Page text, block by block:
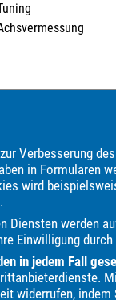
Verbesserung
in Formularen
wird
Diensten werden
Einwilligung
in jedem Fall
widerrufen,
Automarkt
Alfa Romeo
Citroën Clever
KGM Kia Knaus
Multicar
Subaru Suzuki